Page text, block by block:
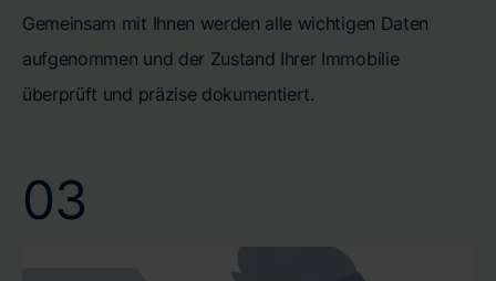
Gemeinsam mit Ihnen werden alle wichtigen Daten
aufgenommen und der Zustand Ihrer Immobilie
überprüft und präzise dokumentiert.
03